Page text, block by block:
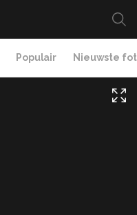
Populair Nieuwste